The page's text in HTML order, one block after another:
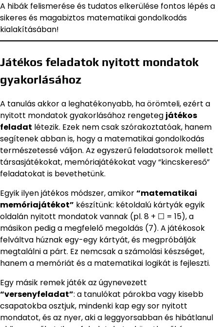
A hibák felismerése és tudatos elkerülése fontos lépés a
sikeres és magabiztos matematikai gondolkodás
kialakításában!
Játékos feladatok nyitott mondatok
gyakorlásához
A tanulás akkor a leghatékonyabb, ha örömteli, ezért a
nyitott mondatok gyakorlásához rengeteg játékos
feladat létezik. Ezek nem csak szórakoztatóak, hanem
segítenek abban is, hogy a matematikai gondolkodás
természetessé váljon. Az egyszerű feladatsorok mellett
társasjátékokat, memóriajátékokat vagy “kincskereső”
feladatokat is bevethetünk.
Egyik ilyen játékos módszer, amikor“matematikai
memóriajátékot” készítünk: kétoldalú kártyák egyik
oldalán nyitott mondatok vannak (pl. 8 + ☐ = 15), a
másikon pedig a megfelelő megoldás (7). A játékosok
felváltva húznak egy-egy kártyát, és megpróbálják
megtalálni a párt. Ez nemcsak a számolási készséget,
hanem a memóriát és a matematikai logikát is fejleszti.
Egy másik remek játék az úgynevezett
“versenyfeladat”: a tanulókat párokba vagy kisebb
csapatokba osztjuk, mindenki kap egy sor nyitott
mondatot, és az nyer, aki a leggyorsabban és hibátlanul